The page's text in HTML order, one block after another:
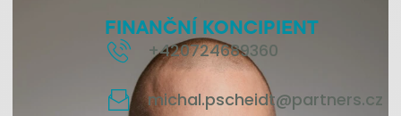
FINANČNÍ KONCIPIENT
+420724689360
michal.pscheidt@partners.cz